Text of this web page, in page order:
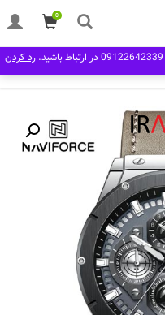
0
ساعت مچی مردانه نیوی فورس Naviforce NF 8027رد کردن